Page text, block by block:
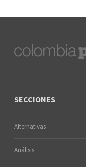
SECCIONES
Alternativas
Análisis